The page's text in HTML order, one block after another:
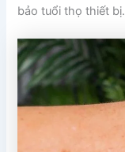
bảo tuổi thọ thiết bị.